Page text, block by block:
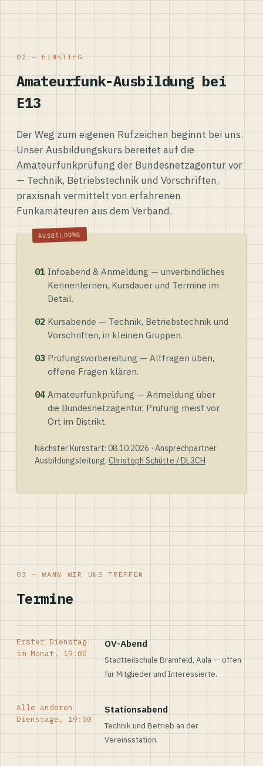
02 — EINSTIEG
Amateurfunk-Ausbildung bei
E13
Der Weg zum eigenen Rufzeichen beginnt bei uns.
Unser Ausbildungskurs bereitet auf die
Amateurfunkprüfung der Bundesnetzagentur vor
— Technik, Betriebstechnik und Vorschriften,
praxisnah vermittelt von erfahrenen
Funkamateuren aus dem Verband.
01 Infoabend & Anmeldung — unverbindliches
Kennenlernen, Kursdauer und Termine im
Detail.
02 Kursabende — Technik, Betriebstechnik und
Vorschriften, in kleinen Gruppen.
03 Prüfungsvorbereitung — Altfragen üben,
offene Fragen klären.
04 Amateurfunkprüfung — Anmeldung über
die Bundesnetzagentur, Prüfung meist vor
Ort im Distrikt.
Nächster Kursstart: 08.10.2026 · Ansprechpartner
Ausbildungsleitung: Christoph Schütte / DL3CH
03 — WANN WIR UNS TREFFEN
Termine
Erster Dienstag
im Monat, 19:00
OV-Abend
Stadtteilschule Bramfeld, Aula — offen
für Mitglieder und Interessierte.
Alle anderen
Dienstage, 19:00
Stationsabend
Technik und Betrieb an der
Vereinsstation.